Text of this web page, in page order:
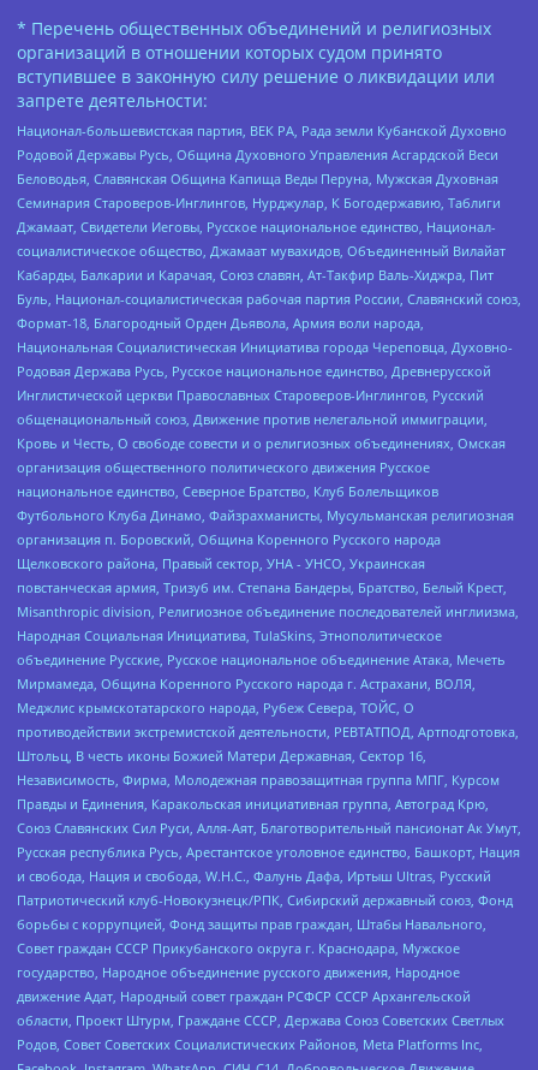
* Перечень общественных объединений и религиозных
организаций в отношении которых судом принято
вступившее в законную силу решение о ликвидации или
запрете деятельности:
Национал-большевистская партия, ВЕК РА, Рада земли Кубанской Духовно
Родовой Державы Русь, Община Духовного Управления Асгардской Веси
Беловодья, Славянская Община Капища Веды Перуна, Мужская Духовная
Семинария Староверов-Инглингов, Нурджулар, К Богодержавию, Таблиги
Джамаат, Свидетели Иеговы, Русское национальное единство, Национал-
социалистическое общество, Джамаат мувахидов, Объединенный Вилайат
Кабарды, Балкарии и Карачая, Союз славян, Ат-Такфир Валь-Хиджра, Пит
Буль, Национал-социалистическая рабочая партия России, Славянский союз,
Формат-18, Благородный Орден Дьявола, Армия воли народа,
Национальная Социалистическая Инициатива города Череповца, Духовно-
Родовая Держава Русь, Русское национальное единство, Древнерусской
Инглистической церкви Православных Староверов-Инглингов, Русский
общенациональный союз, Движение против нелегальной иммиграции,
Кровь и Честь, О свободе совести и о религиозных объединениях, Омская
организация общественного политического движения Русское
национальное единство, Северное Братство, Клуб Болельщиков
Футбольного Клуба Динамо, Файзрахманисты, Мусульманская религиозная
организация п. Боровский, Община Коренного Русского народа
Щелковского района, Правый сектор, УНА - УНСО, Украинская
повстанческая армия, Тризуб им. Степана Бандеры, Братство, Белый Крест,
Misanthropic division, Религиозное объединение последователей инглиизма,
Народная Социальная Инициатива, TulaSkins, Этнополитическое
объединение Русские, Русское национальное объединение Атака, Мечеть
Мирмамеда, Община Коренного Русского народа г. Астрахани, ВОЛЯ,
Меджлис крымскотатарского народа, Рубеж Севера, ТОЙС, О
противодействии экстремистской деятельности, РЕВТАТПОД, Артподготовка,
Штольц, В честь иконы Божией Матери Державная, Сектор 16,
Независимость, Фирма, Молодежная правозащитная группа МПГ, Курсом
Правды и Единения, Каракольская инициативная группа, Автоград Крю,
Союз Славянских Сил Руси, Алля-Аят, Благотворительный пансионат Ак Умут,
Русская республика Русь, Арестантское уголовное единство, Башкорт, Нация
и свобода, Нация и свобода, W.H.С., Фалунь Дафа, Иртыш Ultras, Русский
Патриотический клуб-Новокузнецк/РПК, Сибирский державный союз, Фонд
борьбы с коррупцией, Фонд защиты прав граждан, Штабы Навального,
Совет граждан СССР Прикубанского округа г. Краснодара, Мужское
государство, Народное объединение русского движения, Народное
движение Адат, Народный совет граждан РСФСР СССР Архангельской
области, Проект Штурм, Граждане СССР, Держава Союз Советских Светлых
Родов, Совет Советских Социалистических Районов, Meta Platforms Inc,